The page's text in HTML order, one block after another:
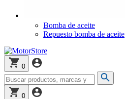
Bomba de aceite
Repuesto bomba de aceite
0
0